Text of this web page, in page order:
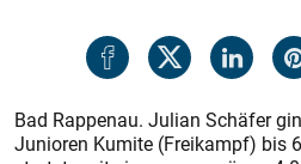
Bad Rappenau. Julian Schäfer
Junioren Kumite (Freikampf) bis